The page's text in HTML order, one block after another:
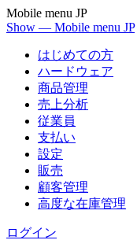
Mobile menu JP
Show — Mobile menu JP
はじめての方
ハードウェア
商品管理
売上分析
従業員
支払い
設定
販売
顧客管理
高度な在庫管理
ログイン